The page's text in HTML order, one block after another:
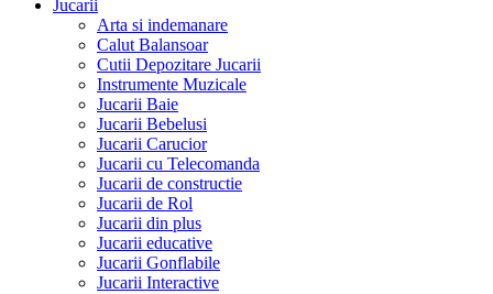
Jucarii
Arta si indemanare
Calut Balansoar
Cutii Depozitare Jucarii
Instrumente Muzicale
Jucarii Baie
Jucarii Bebelusi
Jucarii Carucior
Jucarii cu Telecomanda
Jucarii de constructie
Jucarii de Rol
Jucarii din plus
Jucarii educative
Jucarii Gonflabile
Jucarii Interactive